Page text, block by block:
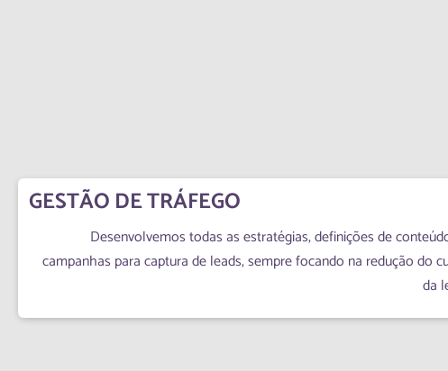
GESTÃO DE TRÁFEGO
Desenvolvemos todas as estratégias, definições de
campanhas para captura de leads, sempre focando na redução do
da